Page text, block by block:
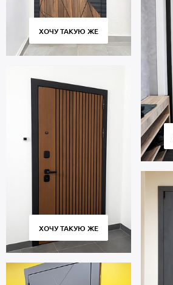
ХОЧУ ТАКУЮ ЖЕ
ХОЧУ ТАКУЮ ЖЕ